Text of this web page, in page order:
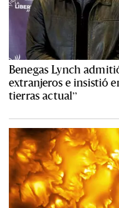
Benegas Lynch
extranjeros e insistió
tierras actual”